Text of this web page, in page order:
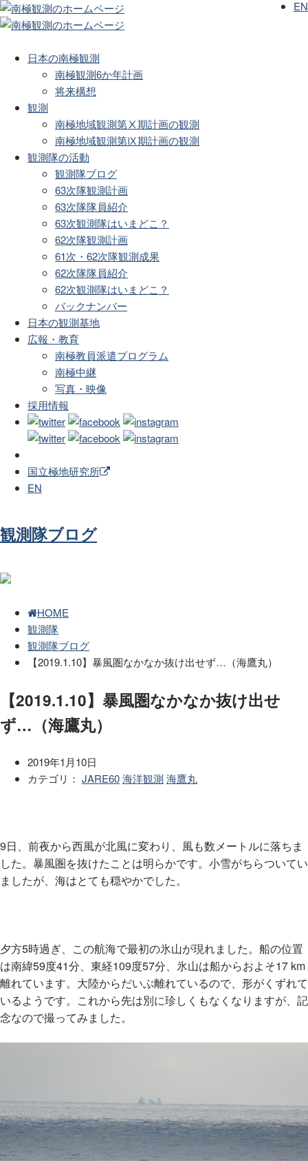
日本の南極観測
南極観測6か年計画
将来構想
観測
南極地域観測第Ⅹ期計画の観測
南極地域観測第Ⅸ期計画の観測
観測隊の活動
観測隊ブログ
63次隊観測計画
63次隊隊員紹介
63次観測隊はいまどこ？
62次隊観測計画
61次・62次隊観測成果
62次隊隊員紹介
62次観測隊はいまどこ？
バックナンバー
日本の観測基地
広報・教育
南極教員派遣プログラム
南極中継
写真・映像
採用情報
国立極地研究所
EN
EN
観測隊ブログ
HOME
観測隊
観測隊ブログ
【2019.1.10】暴風圏なかなか抜け出せず…（海鷹丸）
【2019.1.10】暴風圏なかなか抜け出せ
ず…（海鷹丸）
2019年1月10日
カテゴリ： JARE60海洋観測 海鷹丸
9日、前夜から西風が北風に変わり、風も数メートルに落ちま
した。暴風圏を抜けたことは明らかです。小雪がちらついてい
ましたが、海はとても穏やかでした。
夕方5時過ぎ、この航海で最初の氷山が現れました。船の位置
は南緯59度41分、東経109度57分、氷山は船からおよそ17 km
離れています。大陸からだいぶ離れているので、形がくずれて
いるようです。これから先は別に珍しくもなくなりますが、記
念なので撮ってみました。